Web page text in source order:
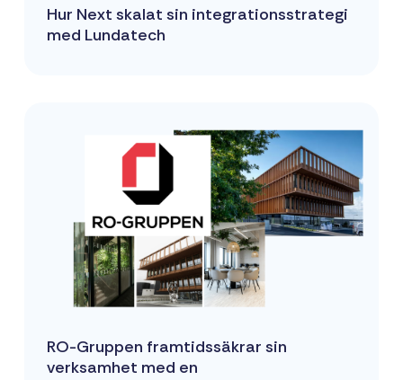
Hur Next skalat sin integrationsstrategi
med Lundatech
RO-Gruppen framtidssäkrar sin
verksamhet med en